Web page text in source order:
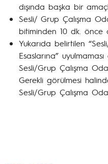
dışında başka bir
Sesli/ Grup Çalışma
bitiminden 10 dk. önce
Yukarıda belirtilen
Esaslarına”
Sesli/Grup Çalışma
Gerekli görülmesi
Sesli/Grup Çalışma